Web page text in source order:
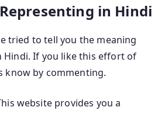
in Hindi
tried to tell you the meaning
Hindi. If you like this effort of
know by commenting.
website provides you a